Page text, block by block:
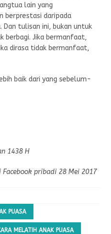
lain yang
berprestasi daripada
Dan tulisan ini, bukan untuk
berbagi. Jika bermanfaat,
dirasa tidak bermanfaat,
baik dari yang sebelum-
1438 H
pribadi 28 Mei 2017
PUASA
MELATIH ANAK PUASA